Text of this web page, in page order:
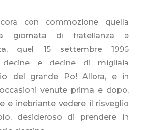
con commozione quella
giornata di fratellanza e
quel 15 settembre 1996
e decine di migliaia
del grande Po! Allora, e in
venute prima e dopo,
e inebriante vedere il risveglio
desideroso di prendere in